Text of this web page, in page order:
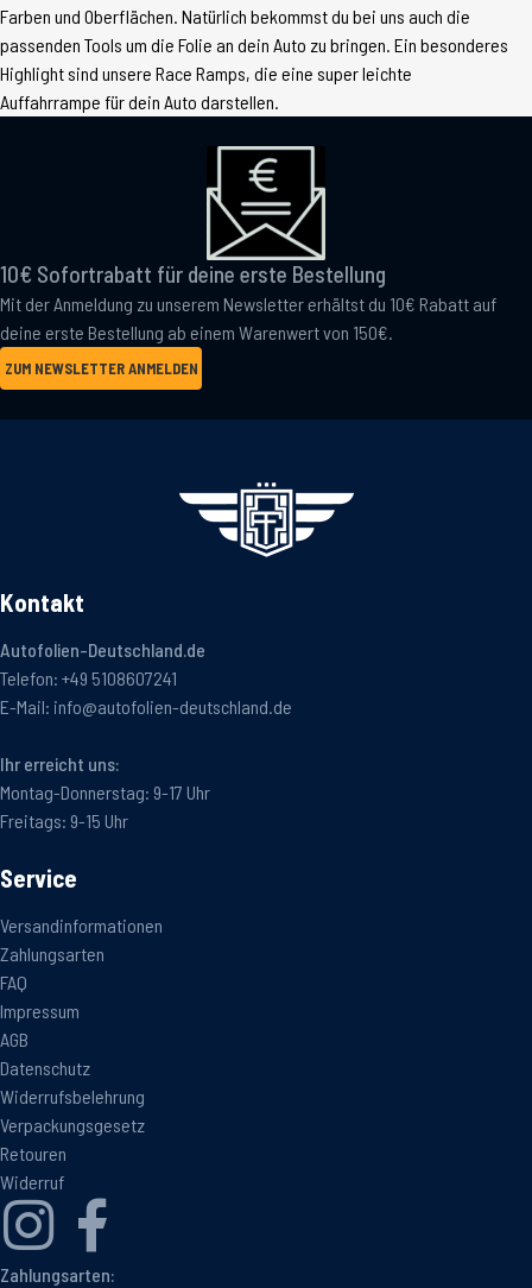
Farben und Oberflächen. Natürlich bekommst du bei uns auch die
passenden Tools um die Folie an dein Auto zu bringen. Ein besonderes
Highlight sind unsere Race Ramps, die eine super leichte
Auffahrrampe für dein Auto darstellen.
10€ Sofortrabatt für deine erste Bestellung
Mit der Anmeldung zu unserem Newsletter erhältst du 10€ Rabatt auf
deine erste Bestellung ab einem Warenwert von 150€.
ZUM NEWSLETTER ANMELDEN
Kontakt
Autofolien-Deutschland.de
Telefon: +49 5108607241
E-Mail: info@autofolien-deutschland.de
Ihr erreicht uns:
Montag-Donnerstag: 9-17 Uhr
Freitags: 9-15 Uhr
Service
Versandinformationen
Zahlungsarten
FAQ
Impressum
AGB
Datenschutz
Widerrufsbelehrung
Verpackungsgesetz
Retouren
Widerruf
Zahlungsarten: